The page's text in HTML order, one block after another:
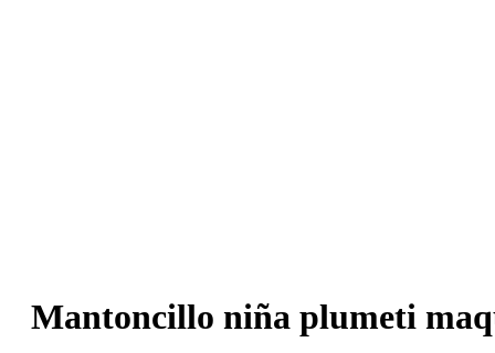
Mantoncillo niña plumeti